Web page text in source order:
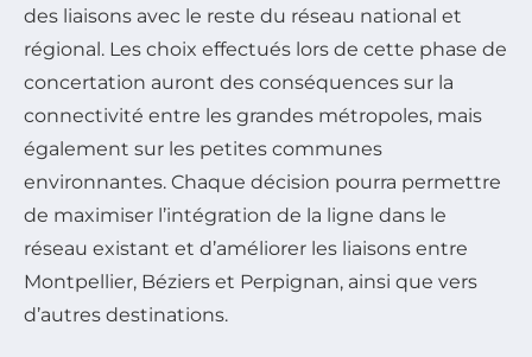
des liaisons avec le reste du réseau national et
régional. Les choix effectués lors de cette phase de
concertation auront des conséquences sur la
connectivité entre les grandes métropoles, mais
également sur les petites communes
environnantes. Chaque décision pourra permettre
de maximiser l’intégration de la ligne dans le
réseau existant et d’améliorer les liaisons entre
Montpellier, Béziers et Perpignan, ainsi que vers
d’autres destinations.